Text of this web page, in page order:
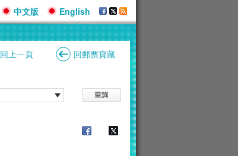
中文版 English
回上一頁 回郵票寶藏